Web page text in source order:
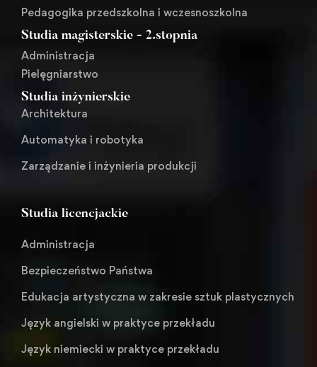
Pedagogika przedszkolna i wczesnoszkolna
Studia magisterskie - 2.stopnia
Administracja
Pielęgniarstwo
Studia inżynierskie
Architektura
Automatyka i robotyka
Zarządzanie i inżynieria produkcji
Studia licencjackie
Administracja
Bezpieczeństwo Państwa
Edukacja artystyczna w zakresie sztuk plastycznych
Język angielski w praktyce przekładu
Język niemiecki w praktyce przekładu